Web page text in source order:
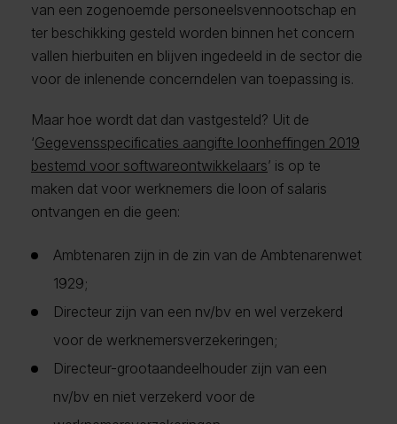
van een zogenoemde personeelsvennootschap en
ter beschikking gesteld worden binnen het concern
vallen hierbuiten en blijven ingedeeld in de sector die
voor de inlenende concerndelen van toepassing is.
Maar hoe wordt dat dan vastgesteld? Uit de
‘Gegevensspecificaties aangifte loonheffingen 2019
bestemd voor softwareontwikkelaars’ is op te
maken dat voor werknemers die loon of salaris
ontvangen en die geen:
Ambtenaren zijn in de zin van de Ambtenarenwet
1929;
Directeur zijn van een nv/bv en wel verzekerd
voor de werknemersverzekeringen;
Directeur-grootaandeelhouder zijn van een
nv/bv en niet verzekerd voor de